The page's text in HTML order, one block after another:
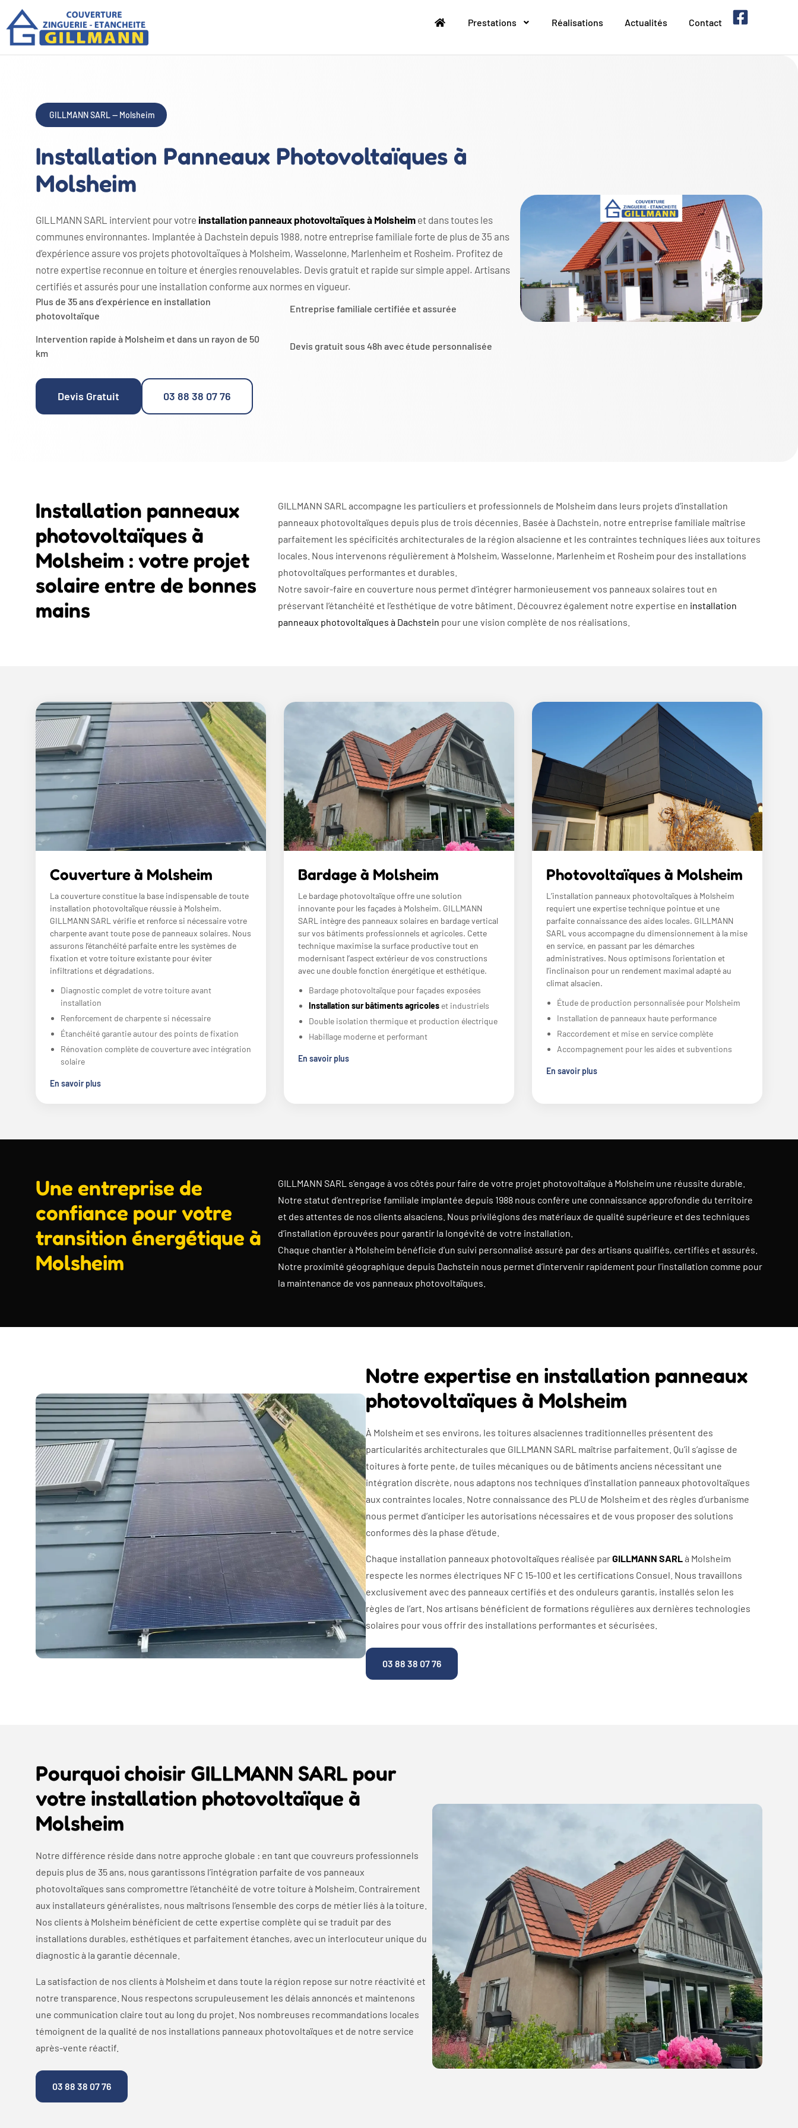
Prestations Réalisations Actualités Contact
GILLMANN SARL — Molsheim
Installation Panneaux Photovoltaïques à
Molsheim
GILLMANN SARL intervient pour votre installation panneaux photovoltaïques à Molsheim et dans toutes les
communes environnantes. Implantée à Dachstein depuis 1988, notre entreprise familiale forte de plus de 35 ans
d’expérience assure vos projets photovoltaïques à Molsheim, Wasselonne, Marlenheim et Rosheim. Profitez de
notre expertise reconnue en toiture et énergies renouvelables. Devis gratuit et rapide sur simple appel. Artisans
certifiés et assurés pour une installation conforme aux normes en vigueur.
Plus de 35 ans d’expérience en installation
photovoltaïque
Entreprise familiale certifiée et assurée
Intervention rapide à Molsheim et dans un rayon de 50
km
Devis gratuit sous 48h avec étude personnalisée
Devis Gratuit 03 88 38 07 76
Installation panneaux
photovoltaïques à
Molsheim : votre projet
solaire entre de bonnes
mains
GILLMANN SARL accompagne les particuliers et professionnels de Molsheim dans leurs projets d’installation
panneaux photovoltaïques depuis plus de trois décennies. Basée à Dachstein, notre entreprise familiale maîtrise
parfaitement les spécificités architecturales de la région alsacienne et les contraintes techniques liées aux toitures
locales. Nous intervenons régulièrement à Molsheim, Wasselonne, Marlenheim et Rosheim pour des installations
photovoltaïques performantes et durables.
Notre savoir-faire en couverture nous permet d’intégrer harmonieusement vos panneaux solaires tout en
préservant l’étanchéité et l’esthétique de votre bâtiment. Découvrez également notre expertise en installation
panneaux photovoltaïques à Dachstein pour une vision complète de nos réalisations.
Couverture à Molsheim
La couverture constitue la base indispensable de toute
installation photovoltaïque réussie à Molsheim.
GILLMANN SARL vérifie et renforce si nécessaire votre
charpente avant toute pose de panneaux solaires. Nous
assurons l’étanchéité parfaite entre les systèmes de
fixation et votre toiture existante pour éviter
infiltrations et dégradations.
Diagnostic complet de votre toiture avant
installation
Renforcement de charpente si nécessaire
Étanchéité garantie autour des points de fixation
Rénovation complète de couverture avec intégration
solaire
En savoir plus
Bardage à Molsheim
Le bardage photovoltaïque offre une solution
innovante pour les façades à Molsheim. GILLMANN
SARL intègre des panneaux solaires en bardage vertical
sur vos bâtiments professionnels et agricoles. Cette
technique maximise la surface productive tout en
modernisant l’aspect extérieur de vos constructions
avec une double fonction énergétique et esthétique.
Bardage photovoltaïque pour façades exposées
Installation sur bâtiments agricoles et industriels
Double isolation thermique et production électrique
Habillage moderne et performant
En savoir plus
Photovoltaïques à Molsheim
L’installation panneaux photovoltaïques à Molsheim
requiert une expertise technique pointue et une
parfaite connaissance des aides locales. GILLMANN
SARL vous accompagne du dimensionnement à la mise
en service, en passant par les démarches
administratives. Nous optimisons l’orientation et
l’inclinaison pour un rendement maximal adapté au
climat alsacien.
Étude de production personnalisée pour Molsheim
Installation de panneaux haute performance
Raccordement et mise en service complète
Accompagnement pour les aides et subventions
En savoir plus
Une entreprise de
confiance pour votre
transition énergétique à
Molsheim
GILLMANN SARL s’engage à vos côtés pour faire de votre projet photovoltaïque à Molsheim une réussite durable.
Notre statut d’entreprise familiale implantée depuis 1988 nous confère une connaissance approfondie du territoire
et des attentes de nos clients alsaciens. Nous privilégions des matériaux de qualité supérieure et des techniques
d’installation éprouvées pour garantir la longévité de votre installation.
Chaque chantier à Molsheim bénéficie d’un suivi personnalisé assuré par des artisans qualifiés, certifiés et assurés.
Notre proximité géographique depuis Dachstein nous permet d’intervenir rapidement pour l’installation comme pour
la maintenance de vos panneaux photovoltaïques.
Notre expertise en installation panneaux
photovoltaïques à Molsheim
À Molsheim et ses environs, les toitures alsaciennes traditionnelles présentent des
particularités architecturales que GILLMANN SARL maîtrise parfaitement. Qu’il s’agisse de
toitures à forte pente, de tuiles mécaniques ou de bâtiments anciens nécessitant une
intégration discrète, nous adaptons nos techniques d’installation panneaux photovoltaïques
aux contraintes locales. Notre connaissance des PLU de Molsheim et des règles d’urbanisme
nous permet d’anticiper les autorisations nécessaires et de vous proposer des solutions
conformes dès la phase d’étude.
Chaque installation panneaux photovoltaïques réalisée parGILLMANN SARL à Molsheim
respecte les normes électriques NF C 15-100 et les certifications Consuel. Nous travaillons
exclusivement avec des panneaux certifiés et des onduleurs garantis, installés selon les
règles de l’art. Nos artisans bénéficient de formations régulières aux dernières technologies
solaires pour vous offrir des installations performantes et sécurisées.
03 88 38 07 76
Pourquoi choisir GILLMANN SARL pour
votre installation photovoltaïque à
Molsheim
Notre différence réside dans notre approche globale : en tant que couvreurs professionnels
depuis plus de 35 ans, nous garantissons l’intégration parfaite de vos panneaux
photovoltaïques sans compromettre l’étanchéité de votre toiture à Molsheim. Contrairement
aux installateurs généralistes, nous maîtrisons l’ensemble des corps de métier liés à la toiture.
Nos clients à Molsheim bénéficient de cette expertise complète qui se traduit par des
installations durables, esthétiques et parfaitement étanches, avec un interlocuteur unique du
diagnostic à la garantie décennale.
La satisfaction de nos clients à Molsheim et dans toute la région repose sur notre réactivité et
notre transparence. Nous respectons scrupuleusement les délais annoncés et maintenons
une communication claire tout au long du projet. Nos nombreuses recommandations locales
témoignent de la qualité de nos installations panneaux photovoltaïques et de notre service
après-vente réactif.
03 88 38 07 76